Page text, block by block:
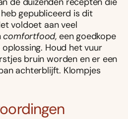
gepubliceerd is dit
voldoet aan veel
comfortfood, een goedkope
Houd het vuur
bruin worden en er een
achterblijft. Klompjes